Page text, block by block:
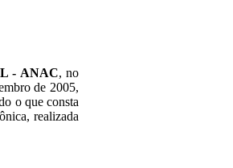
- ANAC, no
de 2005,
o que consta
realizada